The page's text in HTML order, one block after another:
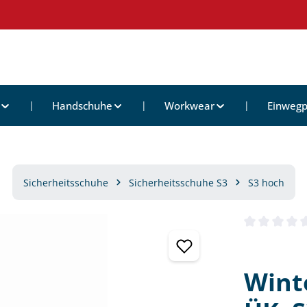
Handschuhe Workwear
Sicherheitsschuhe Sicherheitsschuhe S3 S3 hoch